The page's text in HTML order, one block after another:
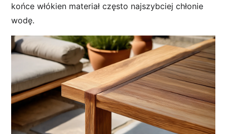
końce włókien materiał często najszybciej chłonie
wodę.